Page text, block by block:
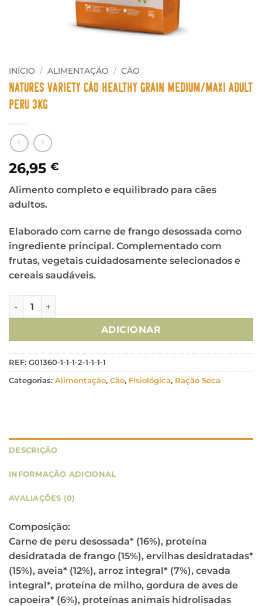
INÍCIO / ALIMENTAÇÃO / CÃO
Natures Variety Cão Healthy Grain Medium/Maxi Adult
Peru 3Kg
26,95 €
Alimento completo e equilibrado para cães
adultos.
Elaborado com carne de frango desossada como
ingrediente principal. Complementado com
frutas, vegetais cuidadosamente selecionados e
cereais saudáveis.
Quantidade de Natures Variety Cão Healthy Grain
ADICIONAR
REF: G01360-1-1-1-2-1-1-1-1
Categorias: Alimentação, Cão, Fisiológica, Ração Seca
DESCRIÇÃO
INFORMAÇÃO ADICIONAL
AVALIAÇÕES (0)
Composição:
Carne de peru desossada* (16%), proteína
desidratada de frango (15%), ervilhas desidratadas*
(15%), aveia* (12%), arroz integral* (7%), cevada
integral*, proteína de milho, gordura de aves de
capoeira* (6%), proteínas animais hidrolisadas